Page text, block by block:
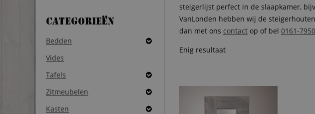
Categorieën
Bedden
Vides
Tafels
Zitmeubelen
Kasten
steigerlijst perfect in de slaapkamer,
VanLonden hebben wij de
dan met ons contactop of bel 0161-
Enig resultaat